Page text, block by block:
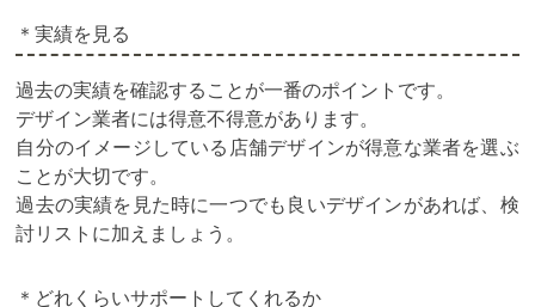
＊実績を見る
過去の実績を確認することが一番のポイントです。
デザイン業者には得意不得意があります。
自分のイメージしている店舗デザインが得意な業者を選ぶ
ことが大切です。
過去の実績を見た時に一つでも良いデザインがあれば、検
討リストに加えましょう。
＊どれくらいサポートしてくれるか